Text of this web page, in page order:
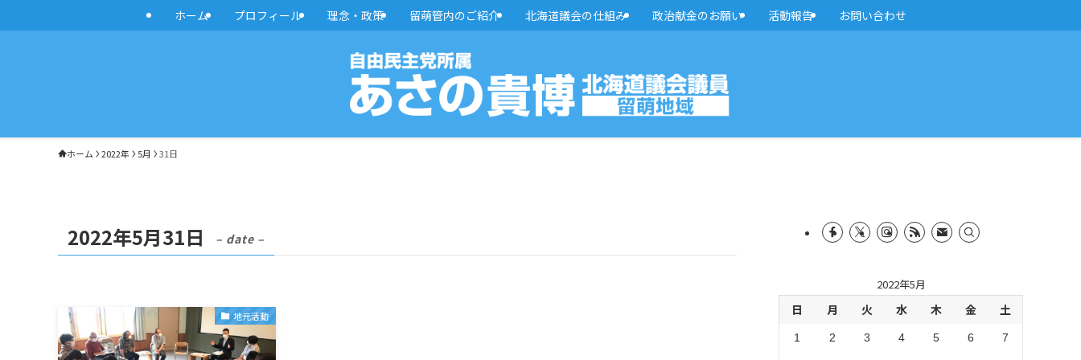
ホーム プロフィール 理念・政策 留萌管内のご紹介 北海道議会の仕組み 政治献金のお願い 活動報告 お問い合わせ
ホーム 2022年 5月 31日
2022年5月31日 – date –
地元活動
2022年5月
日 月 火 水 木 金 土
1 2 3 4 5 6 7